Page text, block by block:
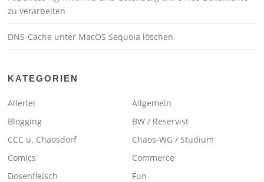
zu verarbeiten
DNS-Cache unter MacOS Sequoia löschen
KATEGORIEN
Allerlei
Allgemein
Blogging
BW / Reservist
CCC u. Chaosdorf
Chaos-WG / Studium
Comics
Commerce
Dosenfleisch
Fun